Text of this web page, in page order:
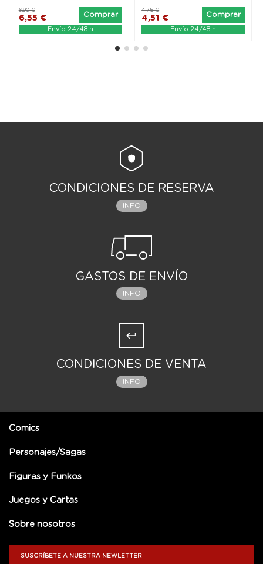
6,55 €
6,90 €
Comprar
Envío 24/48 h
4,51 €
4,75 €
Comprar
Envío 24/48 h
CONDICIONES DE RESERVA
INFO
GASTOS DE ENVÍO
INFO
CONDICIONES DE VENTA
INFO
Comics
Personajes/Sagas
Figuras y Funkos
Juegos y Cartas
Sobre nosotros
SUSCRÍBETE A NUESTRA NEWLETTER